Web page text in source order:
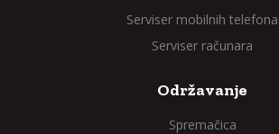
Serviser mobilnih telefona
Serviser računara
Održavanje
Spremačica